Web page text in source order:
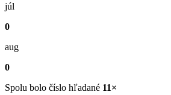
júl
0
aug
0
Spolu bolo číslo hľadané 11×